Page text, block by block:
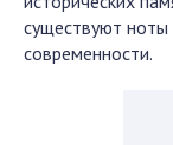
существуют ноты
современности.